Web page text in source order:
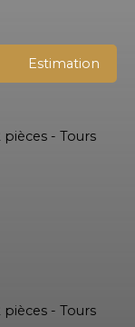
Estimation